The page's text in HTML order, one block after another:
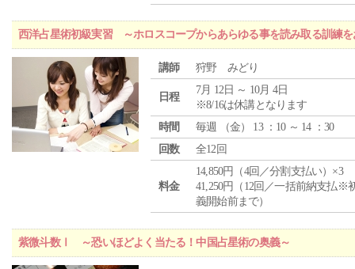
西洋占星術初級実習 ～ホロスコープからあらゆる事を読み取る訓練を
講師 狩野 みどり
日程
7月 12日 ～ 10月 4日
※8/16は休講となります
時間
毎週 （金） 13 ：10 ～ 14 ：30
回数
全12回
料金
14,850円（4回／分割支払い）×3
41,250円（12回／一括前納支払※
義開始前まで）
紫微斗数Ⅰ ～恐いほどよく当たる！中国占星術の奥義～